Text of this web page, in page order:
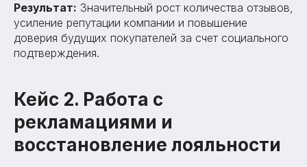
Результат: Значительный рост количества отзывов,
усиление репутации компании и повышение
доверия будущих покупателей за счет социального
подтверждения.
Кейс 2. Работа с
рекламациями и
восстановление лояльности